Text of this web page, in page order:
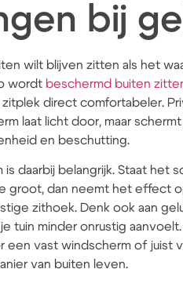
bij
wilt blijven zitten als het
wordt beschermd buiten
direct comfortabeler.
laat licht door, maar
en beschutting.
daarbij belangrijk. Staat het
groot, dan neemt het effect
zithoek. Denk ook aan
tuin minder onrustig
een vast windscherm of juist
van buiten leven.